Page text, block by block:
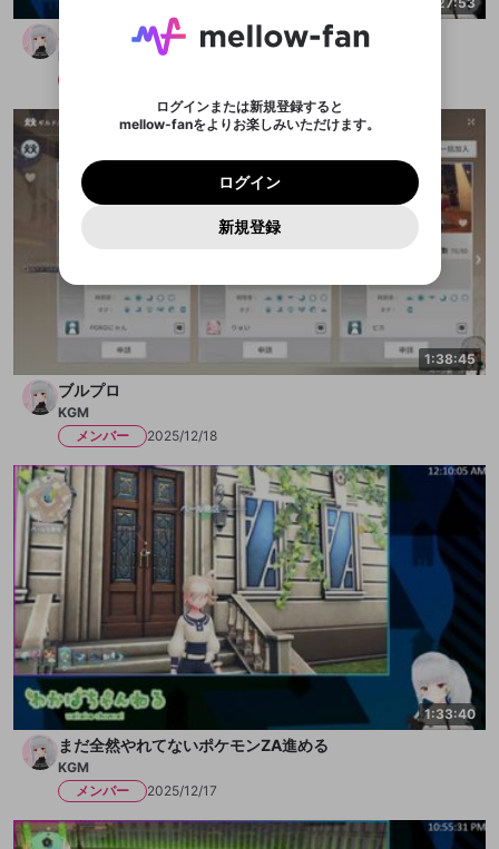
ポケモンZA進める 短時間
KGM
1:38:45
ブルプロ
KGM
メンバー
2025/12/18
1:33:40
まだ全然やれてないポケモンZA進める
KGM
メンバー
2025/12/17
ライブ配信中に休憩するときに、最大1分間の広告
を表示することができます。
ユーザーの視聴環境によっては広告を表示すること
ができない場合があります。
詳しくはこちら
アプリで快適に視聴しよう！
ば、通知をもれなく受け取れます！
インストール アプリで開く
または
Google
Yahoo! JAPAN
Appleでサインアップ
mellow-fanの 利用規約 プライバシーポリシー
外部
サービスとのID連携に関する同意事項
に同意頂いた上
で、次にお進みください
次にお進みください。
アカウント作成
mellow-fanからのお得な情報をメールで受
け取る
または
Google
Yahoo! JAPAN
Appleでサインイン
mellow-fanの 利用規約 プライバシーポリシー
外部
サービスとのID連携に関する同意事項
に同意頂いた上
で、次にお進みください
ログイン
パスワードを忘れた方はこちら
アカウントをお持ちですか？アカウントを作成する
ログインまたは新規登録すると
mellow-fanをよりお楽しみいただけます。
ログイン
新規登録
登録したメールアドレスを入力し、送信してくださ
再設定する
入力していただいたメールアドレ
スに、パスワード再設定用URLを
のでご確認ください
OK
お住まいの地域
ご登録いただいた情報はサービスの向上を目的
として使用いたします。
一部サービスをご利用いただくには、生年月の
登録が必要です。
登録
あとで登録
メイン及びcs.openrec.co.jpドメイン）が受信拒否設
定に含まれていないかご確認ください。
入力
セッションの有効期限が切れたた
わいせつな表現
著作権の侵害
なりすまし行為
出会いを誘導する行為
ねずみ講やマルチ商法
誤解を招く配信設定
改造版・海賊版ソフトの配信
政治的・宗教的・人種的な内容
その他の問題
0
報告された問題については、利用規約に違反しているか
どうかをスタッフが確認します。
用することは、利用規約違反になります。
送信
詳しくはこちら
閉じる
Discordアカウントをお持ちでない方
Discordアカウントを作成
Discordは第三者が提供するコミュニティーサービスで、
mellow-fanとは関わりがありません。Discordに関してのお
問い合わせにはお答えすることができません。Discordの仕
様変更により、限定コミュニティ特典の提供が終了する可能
します。
外部サービスとのID連携に関する同意事項
Discordとは？ Discordに参加する